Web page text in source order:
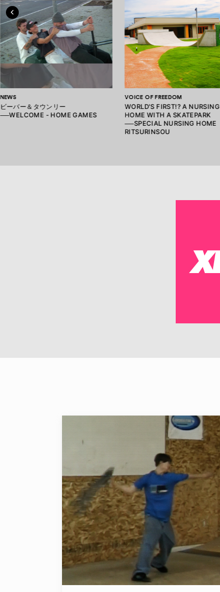
NEWS
ビーバー＆タウンリー
──WELCOME - HOME GAMES
VOICE OF FREEDOM
WORLD'S FIRST!? A NURSING
HOME WITH A SKATEPARK
──SPECIAL NURSING HOME
RITSURINSOU